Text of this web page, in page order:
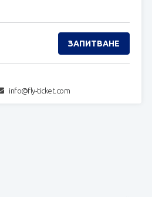
info@fly-ticket.com
ЗАПИТВАНЕ